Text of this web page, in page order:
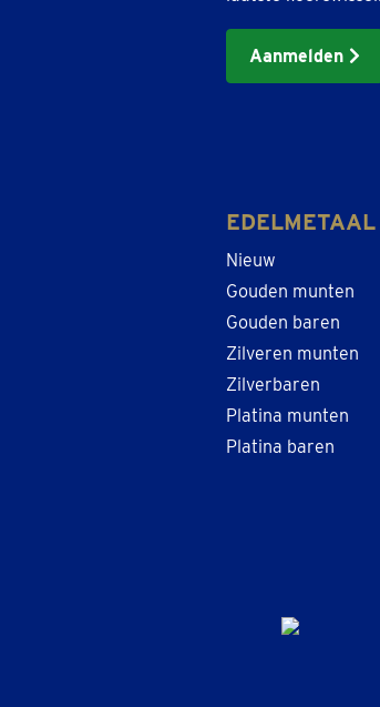
Aanmelden
Nieuw
Gouden munten
Gouden baren
Zilveren munten
Zilverbaren
Platina munten
Platina baren